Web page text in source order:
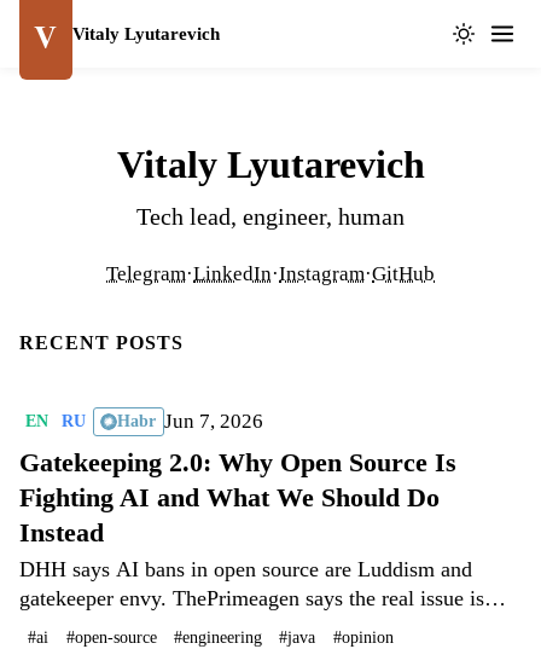
V Vitaly Lyutarevich
Vitaly Lyutarevich
Tech lead, engineer, human
Telegram·LinkedIn·Instagram·GitHub
RECENT POSTS
EN RU Habr Jun 7, 2026
Gatekeeping 2.0: Why Open Source Is
Fighting AI and What We Should Do
Instead
DHH says AI bans in open source are Luddism and
gatekeeper envy. ThePrimeagen says the real issue is
denial of attention. I look at both sides and argue for a
#ai #open-source #engineering #java #opinion